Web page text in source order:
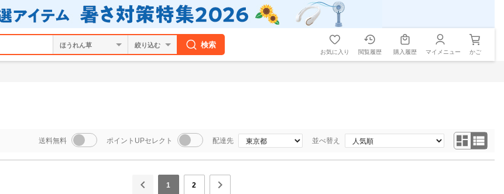
絞り込む 検索
お気に入り 閲覧履歴 購入履歴 マイメニュー かご
送料無料 ポイントUPセレクト 配達先 並べ替え
1 2